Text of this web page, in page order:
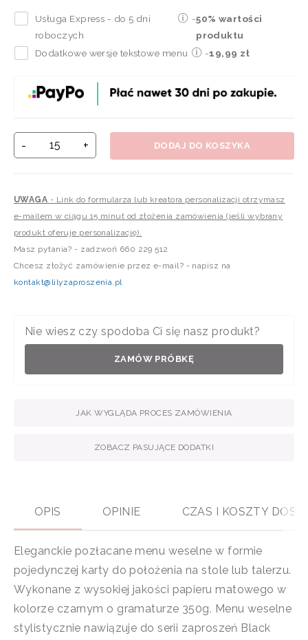
Usługa Express - do 5 dni
roboczych
-50% wartości
produktu
Dodatkowe wersje tekstowe menu
-19,99 zł
- + DODAJ DO KOSZYKA
UWAGA - Link do formularza lub kreatora personalizacji otrzymasz
e-mailem w ciągu 15 minut od złożenia zamówienia (jeśli wybrany
produkt oferuje personalizację).
Masz pytania? - zadzwoń 660 229 512
Chcesz złożyć zamówienie przez e-mail? - napisz na
kontakt@lilyzaproszenia.pl
Nie wiesz czy spodoba Ci się nasz produkt?
ZAMÓW PRÓBKĘ
JAK WYGLĄDA PROCES ZAMÓWIENIA
ZOBACZ PASUJĄCE DODATKI
OPIS OPINIE CZAS I KOSZTY
Eleganckie pozłacane menu weselne w formie
pojedynczej karty do położenia na stole lub talerzu.
Wykonane z wysokiej jakości papieru matowego w
kolorze czarnym o gramaturze 350g. Menu weselne
stylistycznie nawiązuje do serii zaproszeń Black